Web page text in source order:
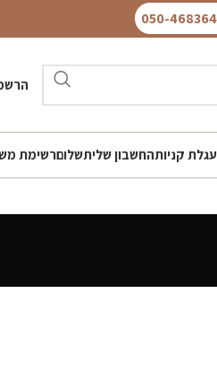
עגלת קניותהחשבון שליתשלוםרשימת